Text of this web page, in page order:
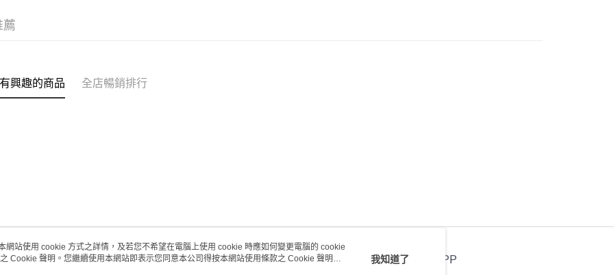
薦
興趣的商品 全店暢銷排行
關於我們 客戶服務 官方APP
網站使用 cookie 方式之詳情，及若您不希望在電腦上使用 cookie 時應如何變更電腦的 cookie
之 Cookie 聲明。您繼續使用本網站即表示您同意本公司得按本網站使用條款之 Cookie 聲明使
我知道了